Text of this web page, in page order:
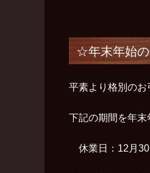
☆年末年始
平素より格別の
下記の期間を年
休業日：12月30